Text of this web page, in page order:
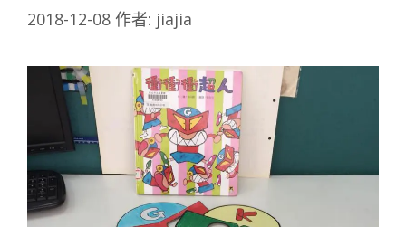
2018-12-08 作者: jiajia